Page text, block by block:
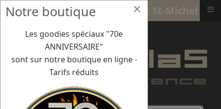
×
Notre boutique
Les goodies spéciaux "70e
ANNIVERSAIRE"
sont sur notre boutique en ligne -
Tarifs réduits
27 -29 sept 24 : Dinard - Mont St-Michel ≡